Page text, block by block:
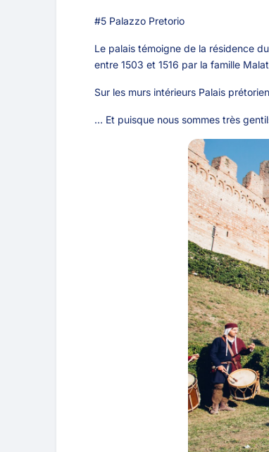
#5 Palazzo Pretorio
Le palais témoigne de la résidence
entre 1503 et 1516 par la famille
Sur les murs intérieurs Palais
… Et puisque nous sommes très